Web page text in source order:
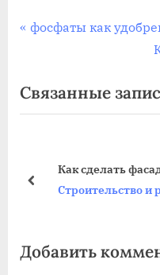
Навигация
записям
П
д
ы
щ
з
фосфаты как
е
з
Связанные
Как сделать
Строительство и
пред
Добавить